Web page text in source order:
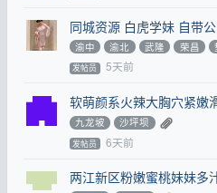
同城资源 白虎学妹 自带
渝中
渝北 武隆 荣昌
发帖员 5天前
软萌颜系火辣大胸穴紧嫩
九龙坡
沙坪坝
发帖员 6天前
两江新区粉嫩蜜桃妹妹多